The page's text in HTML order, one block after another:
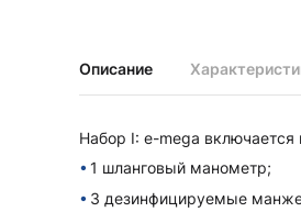
Ретиноскопы и наборы ri-
Запасные части для
Стетоскопы
Описание
Набор I: e-mega включается
1 шланговый манометр;
3 дезинфицируемые